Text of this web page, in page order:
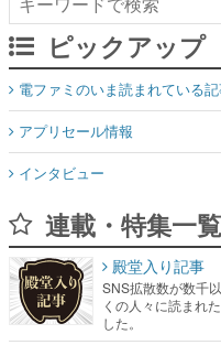
ピックアップ
電ファミのいま読まれている
アプリセール情報
インタビュー
連載・特集一覧
殿堂入り記事
SNS拡散数が数千
くの人々に読まれ
した。